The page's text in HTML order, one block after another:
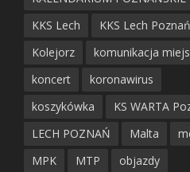
KKS Lech
KKS Lech Poznań
Kolejorz
komunikacja
koncert
koronawirus
koszykówka
KS WARTA
LECH POZNAŃ
Malta
MPK
MTP
objazdy